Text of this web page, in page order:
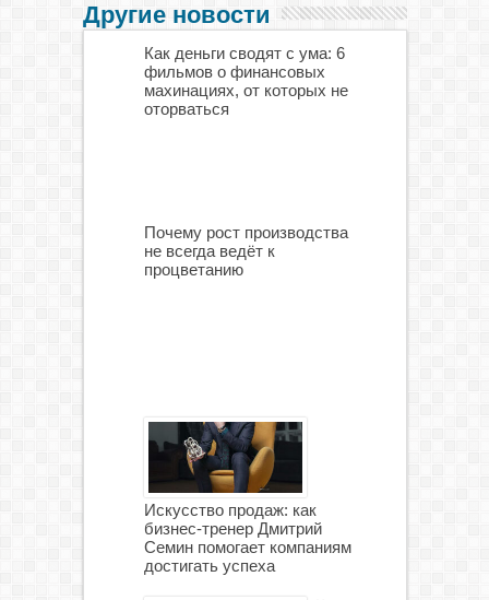
Другие новости
Как деньги сводят с ума: 6
фильмов о финансовых
махинациях, от которых не
оторваться
Почему рост производства
не всегда ведёт к
процветанию
Искусство продаж: как
бизнес-тренер Дмитрий
Семин помогает компаниям
достигать успеха